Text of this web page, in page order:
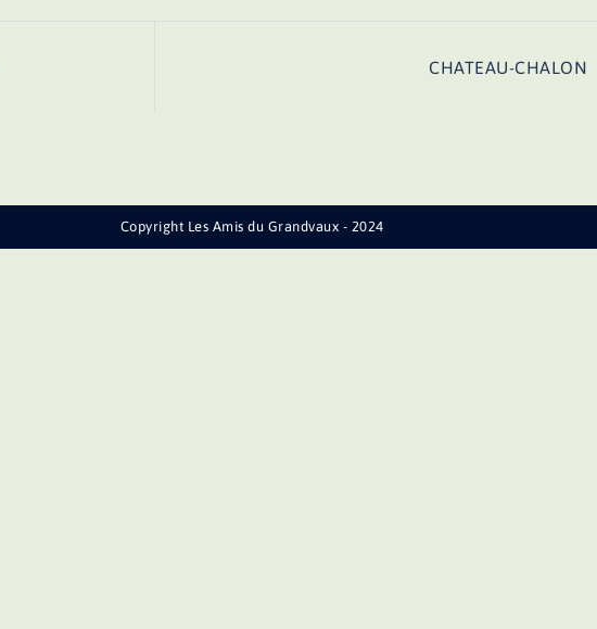
CHATEAU-CHALON
Copyright Les Amis du Grandvaux - 2024